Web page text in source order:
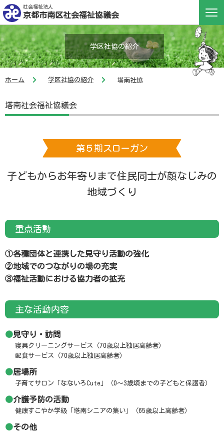
社会福祉法人
京都市南区社会福祉協議会
学区社協の紹介
ホーム 学区社協の紹介 塔南社協
塔南社会福祉協議会
第５期スローガン
子どもからお年寄りまで住民同士が顔なじみの
地域づくり
重点活動
①各種団体と連携した見守り活動の強化
②地域でのつながりの場の充実
③福祉活動における協力者の拡充
主な活動内容
見守り・訪問
寝具クリーニングサービス（70歳以上独居高齢者）
配食サービス（70歳以上独居高齢者）
居場所
子育てサロン「なないろCute」（0～3歳頃までの子どもと保護者）
介護予防の活動
健康すこやか学級「塔南シニアの集い」（65歳以上高齢者）
その他